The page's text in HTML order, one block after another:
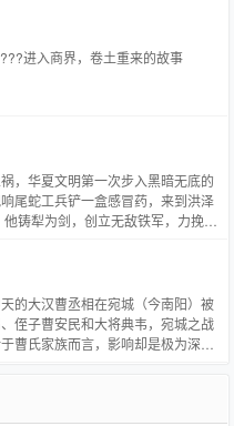
进入商界，卷土重来的故事
，华夏文明第一次步入黑暗无底的
尾蛇工兵铲一盒感冒药，来到洪泽
犁为剑，创立无敌铁军，力挽狂
、183524012有意者可
的大汉曹丞相在宛城（今南阳）被
侄子曹安民和大将典韦，宛城之战
曹氏家族而言，影响却是极为深